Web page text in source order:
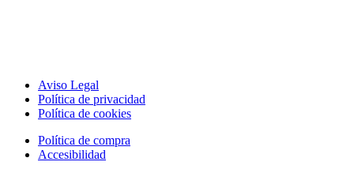
Aviso Legal
Política de privacidad
Política de cookies
Política de compra
Accesibilidad